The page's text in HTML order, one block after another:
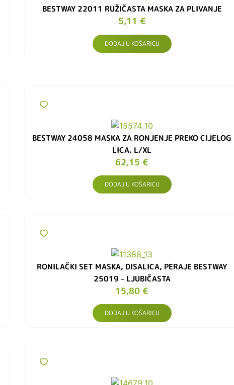
BESTWAY 22011 RUŽIČASTA MASKA ​​ZA PLIVANJE
5,11 €
DODAJ U KOŠARICU
BESTWAY 24058 MASKA ZA RONJENJE PREKO CIJELOG
LICA. L/XL
62,15 €
DODAJ U KOŠARICU
RONILAČKI SET MASKA, DISALICA, PERAJE BESTWAY
25019 – LJUBIČASTA
15,80 €
DODAJ U KOŠARICU